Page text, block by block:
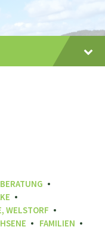
BERATUNG
WELSTORF
FAMILIEN